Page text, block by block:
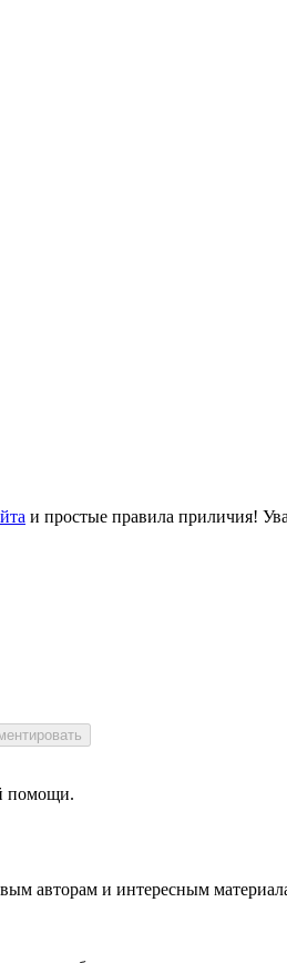
и простые правила приличия!
помощи.
авторам и интересным